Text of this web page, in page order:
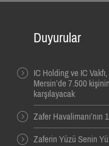
Duyurular
IC Holding ve IC
Mersin’de 7.500
karşılayacak
Zafer Havalimanı’nın
Zaferin Yüzü Senin